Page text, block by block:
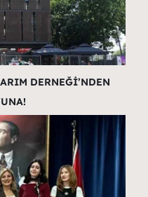
DERNEĞİ’NDEN